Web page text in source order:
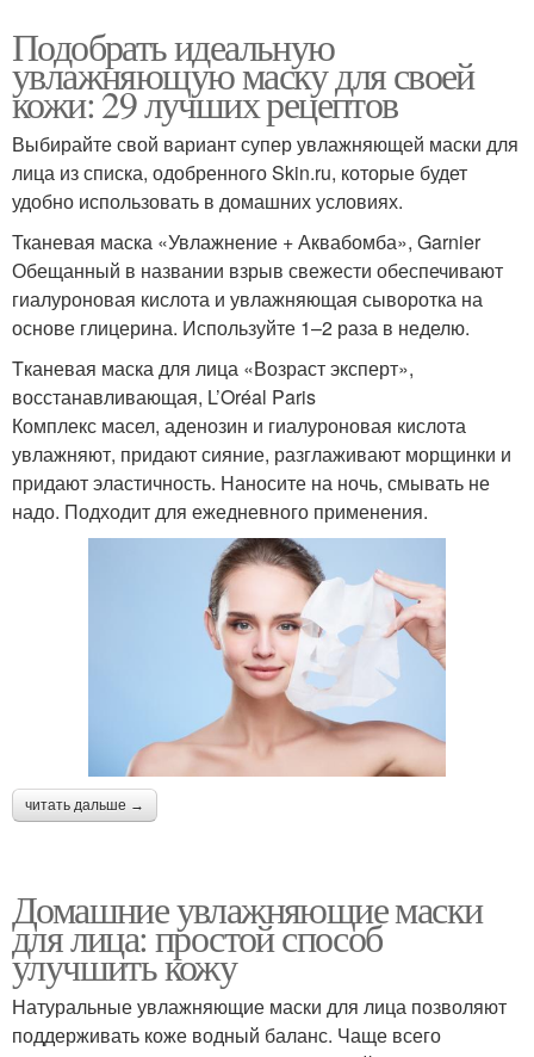
Подобрать идеальную
увлажняющую маску для своей
кожи: 29 лучших рецептов
Выбирайте свой вариант супер увлажняющей маски для
лица из списка, одобренного Skin.ru, которые будет
удобно использовать в домашних условиях.
Тканевая маска «Увлажнение + Аквабомба», Garnier
Обещанный в названии взрыв свежести обеспечивают
гиалуроновая кислота и увлажняющая сыворотка на
основе глицерина. Используйте 1–2 раза в неделю.
Tканевая маска для лица «Возраст эксперт»,
восстанавливающая, L’Oréal Paris
Комплекс масел, аденозин и гиалуроновая кислота
увлажняют, придают сияние, разглаживают морщинки и
придают эластичность. Наносите на ночь, смывать не
надо. Подходит для ежедневного применения.
читать дальше →
Домашние увлажняющие маски
для лица: простой способ
улучшить кожу
Натуральные увлажняющие маски для лица позволяют
поддерживать коже водный баланс. Чаще всего